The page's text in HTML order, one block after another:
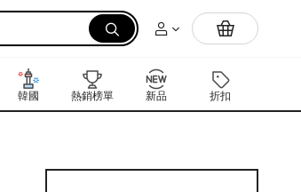
拉麵
韓國 熱銷榜單 新品 折扣